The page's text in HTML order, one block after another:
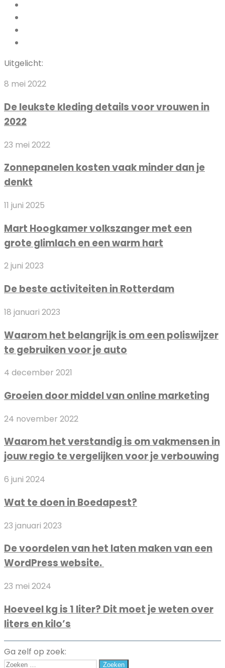
Uitgelicht:
De
kleding
details
vrouwen
2022
8 mei 2022
De leukste kleding details voor vrouwen in
2022
Zonnepanelen
vaak
minder
je
23 mei 2022
Zonnepanelen kosten vaak minder dan je
denkt
Mart
volkszanger
met
grote
en
warm
hart
11 juni 2025
Mart Hoogkamer volkszanger met een
grote glimlach en een warm hart
De
activiteiten
Rotterdam
2 juni 2023
De beste activiteiten in Rotterdam
Waarom
belangrijk
is
een
te
voor
je
auto
18 januari 2023
Waarom het belangrijk is om een poliswijzer
te gebruiken voor je auto
Groeien
middel
online
marketing
4 december 2021
Groeien door middel van online marketing
Waarom
verstandig
is
vakmensen
jouw
te
vergelijken
voor
je
verbouwing
24 november 2022
Waarom het verstandig is om vakmensen in
jouw regio te vergelijken voor je verbouwing
Wat
doen
Boedapest?
6 juni 2024
Wat te doen in Boedapest?
De
van
het
maken
een
WordPress
website.
23 januari 2023
De voordelen van het laten maken van een
WordPress website.
Hoeveel
is
1
Dit
moet
23 mei 2024
Hoeveel kg is 1 liter? Dit moet je weten over
liters en kilo’s
Ga zelf op zoek:
Zoeken